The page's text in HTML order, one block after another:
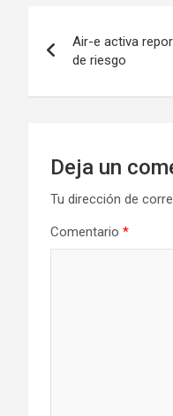
de
entradas
Air-e activa
de riesgo
Deja un
Tu dirección de
Comentario *